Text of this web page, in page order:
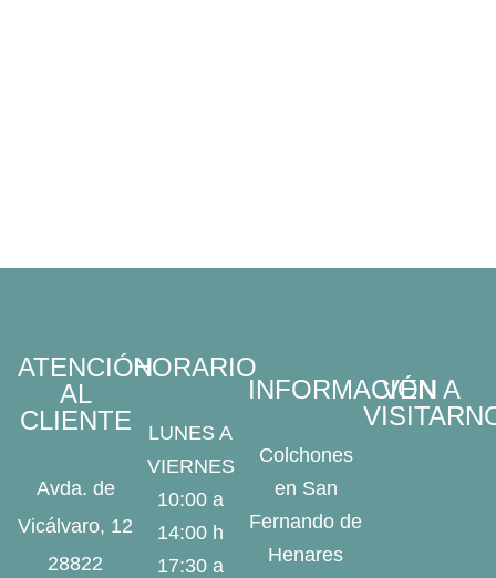
ATENCIÓN
AL
CLIENTE
Avda. de
Vicálvaro, 12
28822
HORARIO
LUNES A
VIERNES
10:00 a
14:00 h
17:30 a
INFORMACIÓN
Colchones
en San
Fernando de
Henares
VEN A